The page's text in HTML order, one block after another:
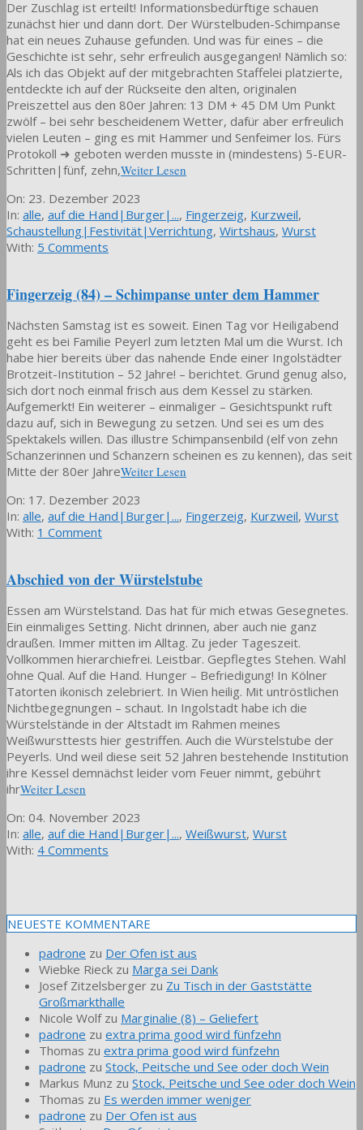
Der Zuschlag ist erteilt! Informationsbedürftige schauen
zunächst hier und dann dort. Der Würstelbuden-Schimpanse
hat ein neues Zuhause gefunden. Und was für eines – die
Geschichte ist sehr, sehr erfreulich ausgegangen! Nämlich so:
Als ich das Objekt auf der mitgebrachten Staffelei platzierte,
entdeckte ich auf der Rückseite den alten, originalen
Preiszettel aus den 80er Jahren: 13 DM + 45 DM Um Punkt
zwölf – bei sehr bescheidenem Wetter, dafür aber erfreulich
vielen Leuten – ging es mit Hammer und Senfeimer los. Fürs
Protokoll ➜ geboten werden musste in (mindestens) 5-EUR-
Schritten|fünf, zehn,Weiter Lesen
2023-
12-
23
On: 23. Dezember 2023
In: alle, auf die Hand|Burger|..., Fingerzeig, Kurzweil,
Schaustellung|Festivität|Verrichtung, Wirtshaus, Wurst
With: 5 Comments
Fingerzeig (84) – Schimpanse unter dem Hammer
Nächsten Samstag ist es soweit. Einen Tag vor Heiligabend
geht es bei Familie Peyerl zum letzten Mal um die Wurst. Ich
habe hier bereits über das nahende Ende einer Ingolstädter
Brotzeit-Institution – 52 Jahre! – berichtet. Grund genug also,
sich dort noch einmal frisch aus dem Kessel zu stärken.
Aufgemerkt! Ein weiterer – einmaliger – Gesichtspunkt ruft
dazu auf, sich in Bewegung zu setzen. Und sei es um des
Spektakels willen. Das illustre Schimpansenbild (elf von zehn
Schanzerinnen und Schanzern scheinen es zu kennen), das seit
Mitte der 80er JahreWeiter Lesen
2023-
12-
17
On: 17. Dezember 2023
In: alle, auf die Hand|Burger|..., Fingerzeig, Kurzweil, Wurst
With: 1 Comment
Abschied von der Würstelstube
Essen am Würstelstand. Das hat für mich etwas Gesegnetes.
Ein einmaliges Setting. Nicht drinnen, aber auch nie ganz
draußen. Immer mitten im Alltag. Zu jeder Tageszeit.
Vollkommen hierarchiefrei. Leistbar. Gepflegtes Stehen. Wahl
ohne Qual. Auf die Hand. Hunger – Befriedigung! In Kölner
Tatorten ikonisch zelebriert. In Wien heilig. Mit untröstlichen
Nichtbegegnungen – schaut. In Ingolstadt habe ich die
Würstelstände in der Altstadt im Rahmen meines
Weißwursttests hier gestriffen. Auch die Würstelstube der
Peyerls. Und weil diese seit 52 Jahren bestehende Institution
ihre Kessel demnächst leider vom Feuer nimmt, gebührt
ihrWeiter Lesen
2023-
11-
04
On: 04. November 2023
In: alle, auf die Hand|Burger|..., Weißwurst, Wurst
With: 4 Comments
NEUESTE KOMMENTARE
padrone zu Der Ofen ist aus
Wiebke Rieck zu Marga sei Dank
Josef Zitzelsberger zu Zu Tisch in der Gaststätte
Großmarkthalle
Nicole Wolfzu Marginalie (8) – Geliefert
padrone zu extra prima good wird fünfzehn
Thomas zu extra prima good wird fünfzehn
padrone zu Stock, Peitsche und See oder doch Wein
Markus Munz zu Stock, Peitsche und See oder doch Wein
Thomas zu Es werden immer weniger
padrone zu Der Ofen ist aus